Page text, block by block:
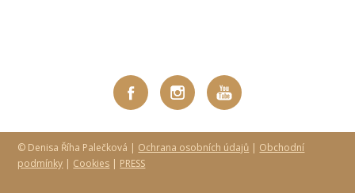
© Denisa Říha Palečková | Ochrana osobních údajů | Obchodní
podmínky | Cookies | PRESS